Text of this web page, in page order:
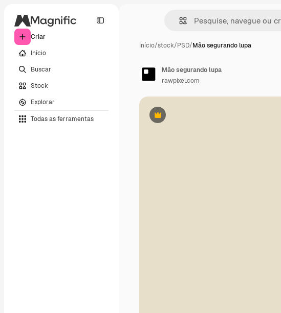
Criar
Início
Buscar
Stock
Explorar
Todas as ferramentas
Início/stock/PSD/Mão segurando lupa
Premium
Mão segurando lupa
rawpixel.com